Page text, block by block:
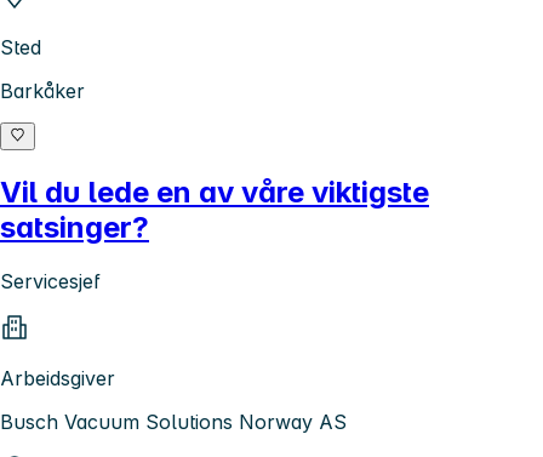
Sted
Barkåker
Vil du lede en av våre viktigste
satsinger?
Servicesjef
Arbeidsgiver
Busch Vacuum Solutions Norway AS